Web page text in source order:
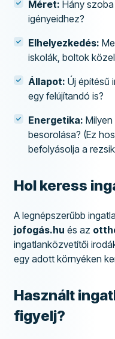
Méret: Hány
igényeidhez?
Elhelyezkedés:
iskolák, boltok
Állapot: Új építésű
egy felújítandó is?
Energetika:
besorolása? (Ez
befolyásolja a
Hol keress
A legnépszerűbb
jofogás.hu és az
ingatlanközvetítői
egy adott környéken
Használt
figyelj?